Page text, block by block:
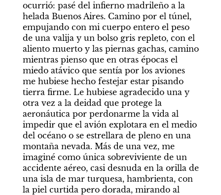
ocurrió: pasé del infierno madrileño a la
helada Buenos Aires. Camino por el túnel,
empujando con mi cuerpo entero el peso
de una valija y un bolso gris repleto, con el
aliento muerto y las piernas gachas, camino
mientras pienso que en otras épocas el
miedo atávico que sentía por los aviones
me hubiese hecho festejar estar pisando
tierra firme. Le hubiese agradecido una y
otra vez a la deidad que protege la
aeronáutica por perdonarme la vida al
impedir que el avión explotara en el medio
del océano o se estrellara de pleno en una
montaña nevada. Más de una vez, me
imaginé como única sobreviviente de un
accidente aéreo, casi desnuda en la orilla de
una isla de mar turquesa, hambrienta, con
la piel curtida pero dorada, mirando al